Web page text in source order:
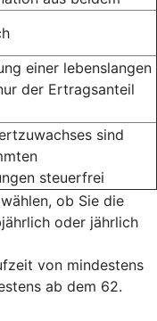
einer lebenslangen
der Ertragsanteil
sind
steuerfrei
ob Sie die
oder jährlich
von mindestens
ab dem 62.